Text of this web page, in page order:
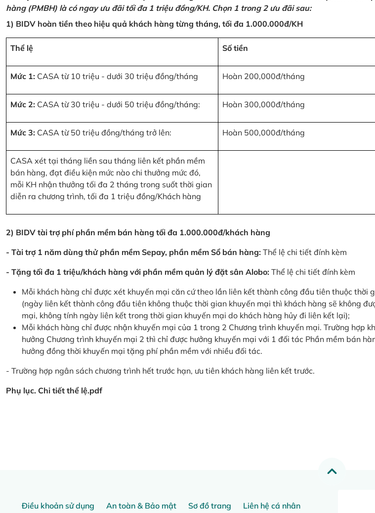
hàng (PMBH) là có ngay ưu đãi tối đa 1 triệu đồng/KH. Chọn 1 trong 2 ưu đãi sau:
1) BIDV hoàn tiền theo hiệu quả khách hàng từng tháng, tối đa 1.000.000đ/KH
Thể lệ Số tiền
Mức 1: CASA từ 10 triệu - dưới 30 triệu đồng/tháng Hoàn 200,000đ/tháng
Mức 2: CASA từ 30 triệu - dưới 50 triệu đồng/tháng: Hoàn 300,000đ/tháng
Mức 3: CASA từ 50 triệu đồng/tháng trở lên: Hoàn 500,000đ/tháng
CASA xét tại tháng liền sau tháng liên kết phần mềm
bán hàng, đạt điều kiện mức nào chi thưởng mức đó,
mỗi KH nhận thưởng tối đa 2 tháng trong suốt thời gian
diễn ra chương trình, tối đa 1 triệu đồng/Khách hàng
2) BIDV tài trợ phí phần mềm bán hàng tối đa 1.000.000đ/khách hàng
- Tài trợ 1 năm dùng thử phần mềm Sepay, phần mềm Sổ bán hàng: Thể lệ chi tiết đính kèm
- Tặng tối đa 1 triệu/khách hàng với phần mềm quản lý đặt sân Alobo: Thể lệ chi tiết đính kèm
Mỗi khách hàng chỉ được xét khuyến mại căn cứ theo lần liên kết thành công đầu tiên thuộc thời
(ngày liên kết thành công đầu tiên không thuộc thời gian khuyến mại thì khách hàng sẽ không
mại, không tính ngày liên kết trong thời gian khuyến mại do khách hàng hủy đi liên kết lại);
Mỗi khách hàng chỉ được nhận khuyến mại của 1 trong 2 Chương trình khuyến mại. Trường hợp
hưởng Chương trình khuyến mại 2 thì chỉ được hưởng khuyến mại với 1 đối tác Phần mềm bán
hưởng đồng thời khuyến mại tặng phí phần mềm với nhiều đối tác.
- Trường hợp ngân sách chương trình hết trước hạn, ưu tiên khách hàng liên kết trước.
Phụ lục. Chi tiết thể lệ.pdf
Điều khoản sử dụng An toàn & Bảo mật Sơ đồ trang
Liên hệ cá nhân